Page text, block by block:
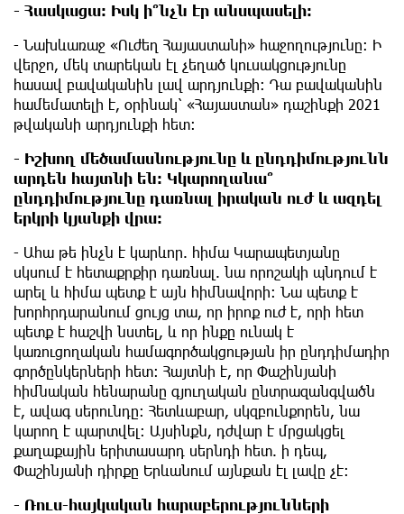
- Հասկացա։ Իսկ ի՞նչն էր անսպասելի։
- Նախևառաջ «Ուժեղ Հայաստանի» հաջողությունը։ Ի
վերջո, մեկ տարեկան էլ չեղած կուսակցությունը
հասավ բավականին լավ արդյունքի։ Դա բավականին
համեմատելի է, օրինակ՝ «Հայաստան» դաշինքի 2021
թվականի արդյունքի հետ։
- Իշխող մեծամասնությունը և ընդդիմությունն
արդեն հայտնի են։ Կկարողանա՞
ընդդիմությունը դառնալ իրական ուժ և ազդել
երկրի կյանքի վրա։
- Ահա թե ինչն է կարևոր. հիմա Կարապետյանը
սկսում է հետաքրքիր դառնալ. նա որոշակի պնդում է
արել և հիմա պետք է այն հիմնավորի։ Նա պետք է
խորհրդարանում ցույց տա, որ իրոք ուժ է, որի հետ
պետք է հաշվի նստել, և որ ինքը ունակ է
կառուցողական համագործակցության իր ընդդիմադիր
գործընկերների հետ։ Հայտնի է, որ Փաշինյանի
հիմնական հենարանը գյուղական ընտրազանգվածն
է, ավագ սերունդը։ Հետևաբար, սկզբունքորեն, նա
կարող է պարտվել։ Այսինքն, դժվար է մրցակցել
քաղաքային երիտասարդ սերնդի հետ. ի դեպ,
Փաշինյանի դիրքը Երևանում այնքան էլ լավը չէ։
- Ռուս-հայկական հարաբերությունների